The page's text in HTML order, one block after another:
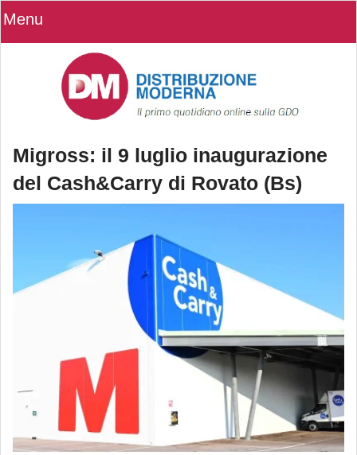
Menu
Migross: il 9 luglio inaugurazione
del Cash&Carry di Rovato (Bs)